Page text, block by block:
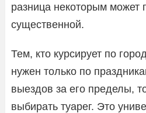
разница некоторым может
существенной.
Тем, кто курсирует по
нужен только по
выездов за его пределы,
выбирать туарег. Это